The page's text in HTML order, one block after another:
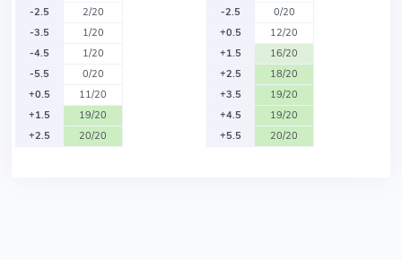
-2.5
2/20
-3.5
1/20
-4.5
1/20
-5.5
0/20
+0.5
11/20
+1.5
19/20
+2.5
20/20
-2.5
0/20
+0.5
12/20
+1.5
16/20
+2.5
18/20
+3.5
19/20
+4.5
19/20
+5.5
20/20